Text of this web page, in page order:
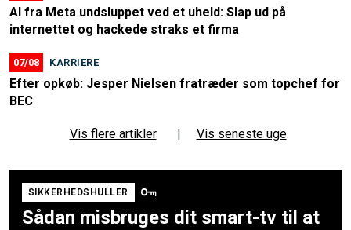
AI fra Meta undsluppet ved et uheld: Slap ud på
internettet og hackede straks et firma
07/08 KARRIERE
Efter opkøb: Jesper Nielsen fratræder som topchef for
BEC
Vis flere artikler | Vis seneste uge
SIKKERHEDSHULLER
Sådan misbruges dit smart-tv til at